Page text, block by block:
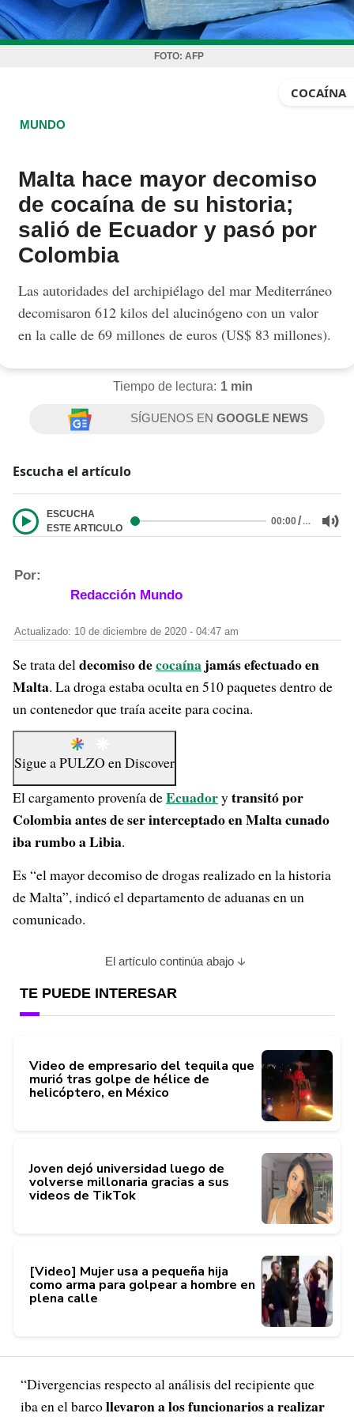
FOTO: AFP
COCAÍNA
MUNDO
Malta hace mayor decomiso
de cocaína de su historia;
salió de Ecuador y pasó por
Colombia
Las autoridades del archipiélago del mar Mediterráneo
decomisaron 612 kilos del alucinógeno con un valor
en la calle de 69 millones de euros (US$ 83 millones).
Tiempo de lectura: 1 min
SÍGUENOS ENGOOGLE NEWS
Escucha el artículo
ESCUCHA
ESTE ARTICULO
00:00/…
Por:
Redacción Mundo
Actualizado: 10 de diciembre de 2020 - 04:47 am
Se trata deldecomiso decocaínajamás efectuado en
Malta. La droga estaba oculta en 510 paquetes dentro de
un contenedor que traía aceite para cocina.
Sigue aPULZO enDiscover
El cargamento provenía deEcuadorytransitó por
Colombia antes de ser interceptado en Malta cunado
iba rumbo a Libia.
Es “el mayor decomiso de drogas realizado en la historia
de Malta”, indicó el departamento de aduanas en un
comunicado.
El artículo continúa abajo
TE PUEDE INTERESAR
Video de empresario del tequila que
murió tras golpe de hélice de
helicóptero, en México
Joven dejó universidad luego de
volverse millonaria gracias a sus
videos de TikTok
[Video] Mujer usa a pequeña hija
como arma para golpear a hombre en
plena calle
“Divergencias respecto al análisis del recipiente que
iba en el barcollevaron a los funcionarios a realizar